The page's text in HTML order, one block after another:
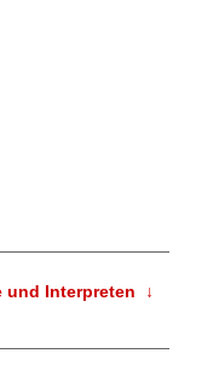
und Interpreten ↓